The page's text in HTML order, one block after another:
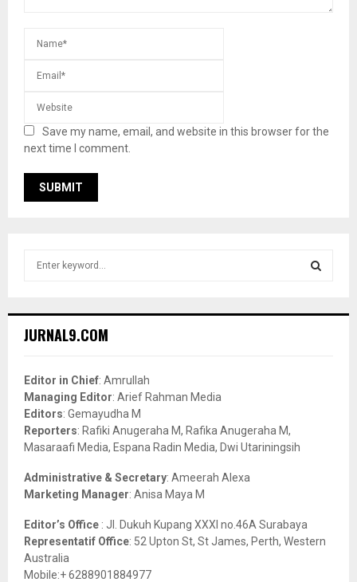
Save my name, email, and website in this browser for the
next time I comment.
h
o
r
:
JURNAL9.COM
Editor in Chief: Amrullah
Managing Editor: Arief Rahman Media
Editors: Gemayudha M
Reporters: Rafiki Anugeraha M, Rafika Anugeraha M,
Masaraafi Media, Espana Radin Media, Dwi Utariningsih
Administrative & Secretary: Ameerah Alexa
Marketing Manager: Anisa Maya M
Editor’s Office : Jl. Dukuh Kupang XXXI no.46A Surabaya
Representatif Office: 52 Upton St, St James, Perth, Western
Australia
Mobile:+ 6288901884977